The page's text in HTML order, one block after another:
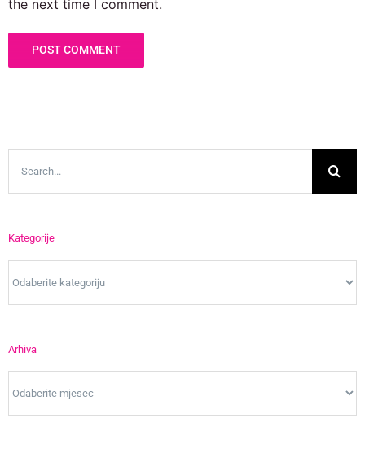
the next time I comment.
Kategorije
Arhiva